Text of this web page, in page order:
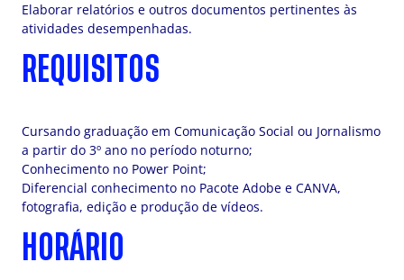
Elaborar relatórios e outros documentos pertinentes às
atividades desempenhadas.
REQUISITOS
Cursando graduação em Comunicação Social ou Jornalismo
a partir do 3º ano no período noturno;
Conhecimento no Power Point;
Diferencial conhecimento no Pacote Adobe e CANVA,
fotografia, edição e produção de vídeos.
HORÁRIO